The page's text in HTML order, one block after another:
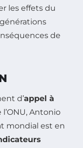
les effets du
générations
de
d’appel à
Antonio
mondial est en